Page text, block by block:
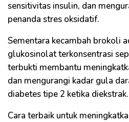
sensitivitas insulin, dan
penanda stres oksidatif.
Sementara kecambah brokoli
glukosinolat terkonsentrasi
terbukti membantu
dan mengurangi kadar gula
diabetes tipe 2 ketika diekstrak.
Cara terbaik untuk